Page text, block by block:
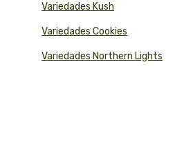
Variedades Kush
Variedades Cookies
Variedades Northern Lights